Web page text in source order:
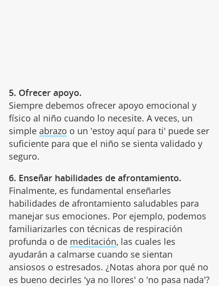
5. Ofrecer apoyo.
Siempre debemos ofrecer apoyo emocional y
físico al niño cuando lo necesite. A veces, un
simple abrazo o un 'estoy aquí para ti' puede ser
suficiente para que el niño se sienta validado y
seguro.
6. Enseñar habilidades de afrontamiento.
Finalmente, es fundamental enseñarles
habilidades de afrontamiento saludables para
manejar sus emociones. Por ejemplo, podemos
familiarizarles con técnicas de respiración
profunda o de meditación, las cuales les
ayudarán a calmarse cuando se sientan
ansiosos o estresados. ¿Notas ahora por qué no
es bueno decirles 'ya no llores' o 'no pasa nada'?